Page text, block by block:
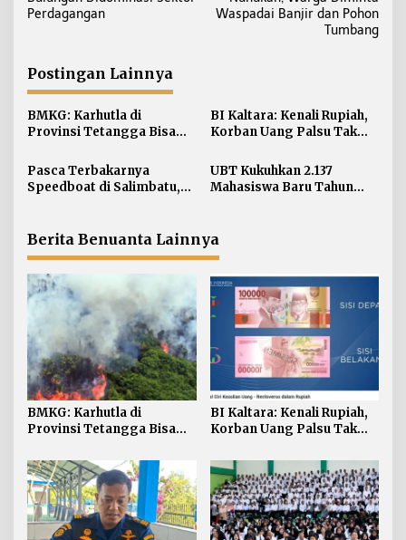
v
a
s
i
p
o
s
Perdagangan
Waspadai Banjir dan Pohon
Tumbang
Postingan Lainnya
BMKG: Karhutla di
Provinsi Tetangga Bisa
Kaltara
BI Kaltara: Kenali Rupiah,
Korban Uang Palsu Tak
Pasca Terbakarnya
Speedboat di Salimbatu,
Awak Kapal
UBT Kukuhkan 2.137
Mahasiswa Baru Tahun
Berita Benuanta Lainnya
BMKG: Karhutla di
Provinsi Tetangga Bisa
Kaltara
BI Kaltara: Kenali Rupiah,
Korban Uang Palsu Tak